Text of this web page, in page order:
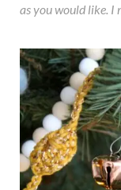
as you would like. I